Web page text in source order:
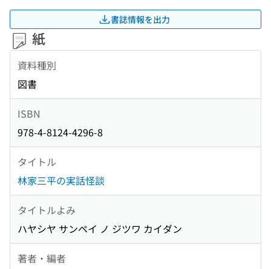
書誌情報を出力
紙
資料種別
図書
ISBN
978-4-8124-4296-8
タイトル
林家三平の実話怪談
タイトルよみ
ハヤシヤ サンペイ ノ ジツワ カイダン
著者・編者